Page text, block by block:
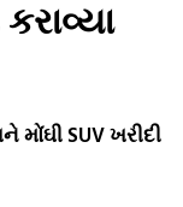
મોંઘી SUV ખરીદી